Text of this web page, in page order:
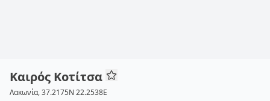
Καιρός Κοτίτσα
Λακωνία, 37.2175N 22.2538E